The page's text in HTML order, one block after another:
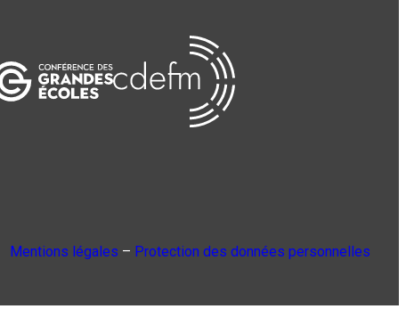
Mentions légales – Protection des données personnelles